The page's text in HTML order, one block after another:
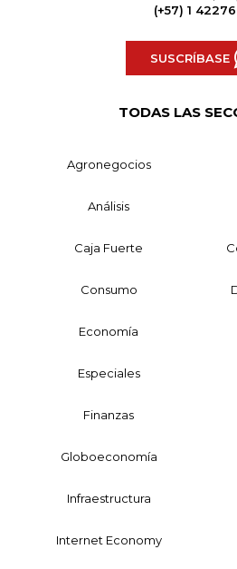
(+57) 1
SUSCRÍBASE
TODAS LAS
Agronegocios
Análisis
Caja Fuerte
Consumo
Economía
Especiales
Finanzas
Globoeconomía
Infraestructura
Internet Economy